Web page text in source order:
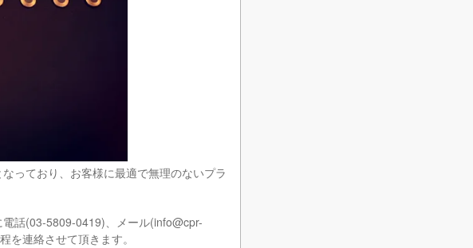
っており、お客様に最適で無理のないプラ
話(03-5809-0419)、メール(info@cpr-
連絡させて頂きます。